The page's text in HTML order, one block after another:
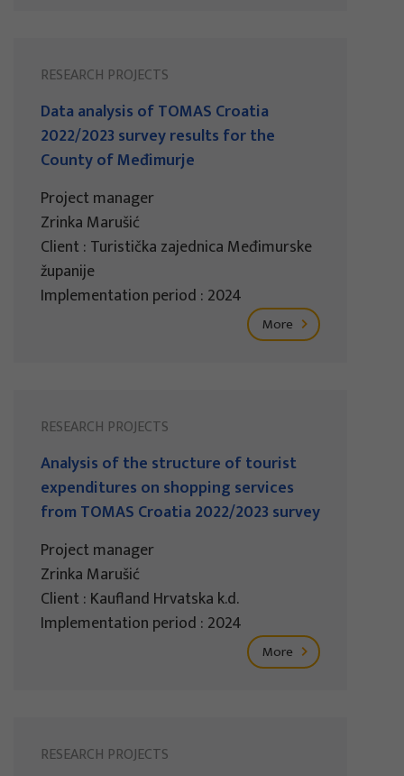
RESEARCH PROJECTS
Data analysis of TOMAS Croatia
2022/2023 survey results for the
County of Međimurje
Project manager
Zrinka Marušić
Client : Turistička zajednica Međimurske
županije
Implementation period : 2024
More
RESEARCH PROJECTS
Analysis of the structure of tourist
expenditures on shopping services
from TOMAS Croatia 2022/2023 survey
Project manager
Zrinka Marušić
Client : Kaufland Hrvatska k.d.
Implementation period : 2024
More
RESEARCH PROJECTS